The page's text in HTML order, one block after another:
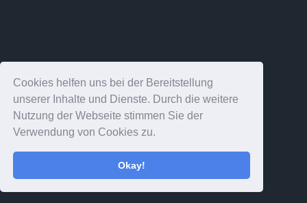
Cookies helfen uns bei der Bereitstellung
unserer Inhalte und Dienste. Durch die weitere
Nutzung der Webseite stimmen Sie der
Verwendung von Cookies zu.
Okay!